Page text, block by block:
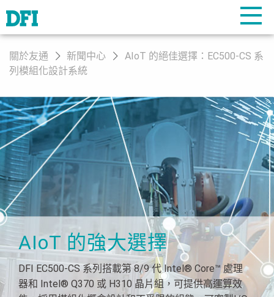
關於友通 新聞中心
AIoT 的絕佳選擇：EC500-CS 系
列模組化設計系統
AIoT 的強大選擇
DFI EC500-CS 系列搭載第 8/9 代 Intel® Core™ 處理
器和 Intel® Q370 或 H310 晶片組，可提供高運算效